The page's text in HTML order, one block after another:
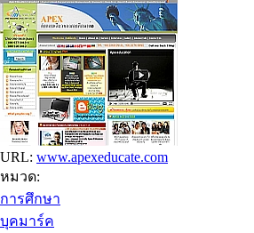
URL: www.apexeducate.com
หมวด:
การศึกษา
บุคมาร์ค